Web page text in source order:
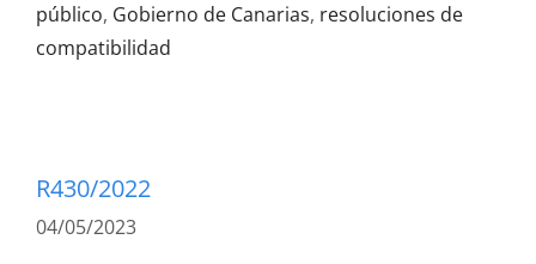
público, Gobierno de Canarias, resoluciones de
compatibilidad
R430/2022
04/05/2023